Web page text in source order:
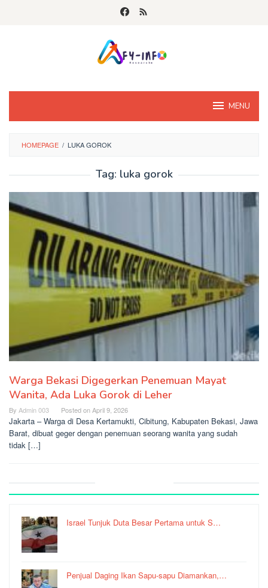
MENU
HOMEPAGE / LUKA GOROK
Tag: luka gorok
Warga Bekasi Digegerkan Penemuan Mayat
Wanita, Ada Luka Gorok di Leher
By Admin 003 Posted onApril 9, 2026
Jakarta – Warga di Desa Kertamukti, Cibitung, Kabupaten Bekasi, Jawa
Barat, dibuat geger dengan penemuan seorang wanita yang sudah
tidak […]
Israel Tunjuk Duta Besar Pertama untuk S…
Penjual Daging Ikan Sapu-sapu Diamankan,…